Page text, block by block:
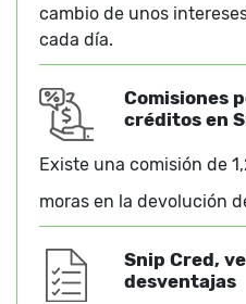
cambio de unos
cada día.
Comisiones
créditos en
Existe una comisión de
moras en la devolución
Snip Cred,
desventajas